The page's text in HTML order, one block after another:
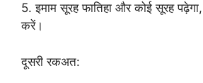
5. इमाम सूरह फातिहा और कोई सूरह
करें।
दूसरी रकअत: